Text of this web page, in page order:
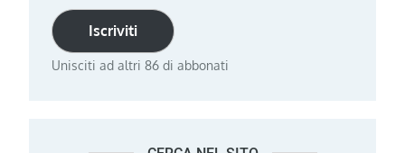
Iscriviti
Unisciti ad altri 86 di abbonati